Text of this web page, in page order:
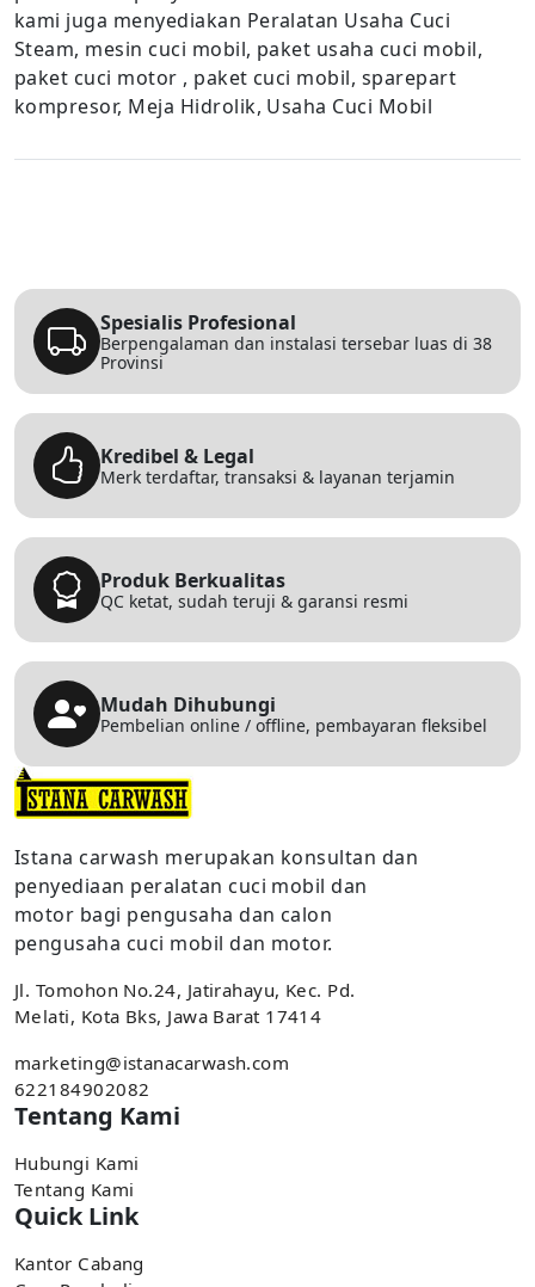
kami juga menyediakan Peralatan Usaha Cuci
Steam, mesin cuci mobil, paket usaha cuci mobil,
paket cuci motor , paket cuci mobil, sparepart
kompresor, Meja Hidrolik, Usaha Cuci Mobil
Spesialis Profesional
Berpengalaman dan instalasi tersebar luas di 38
Provinsi
Kredibel & Legal
Merk terdaftar, transaksi & layanan terjamin
Produk Berkualitas
QC ketat, sudah teruji & garansi resmi
Mudah Dihubungi
Pembelian online / offline, pembayaran fleksibel
Istana carwash merupakan konsultan dan
penyediaan peralatan cuci mobil dan
motor bagi pengusaha dan calon
pengusaha cuci mobil dan motor.
Jl. Tomohon No.24, Jatirahayu, Kec. Pd.
Melati, Kota Bks, Jawa Barat 17414
marketing@istanacarwash.com
622184902082
Tentang Kami
Hubungi Kami
Tentang Kami
Quick Link
Kantor Cabang